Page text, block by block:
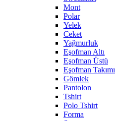
Mont
Polar
Yelek
Ceket
Yağmurluk
Eşofman Altı
Eşofman Üstü
Eşofman Takımı
Gömlek
Pantolon
Tshirt
Polo Tshirt
Forma